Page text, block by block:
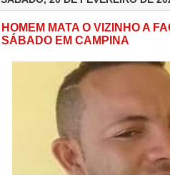
HOMEM MATA O VIZINHO A
SÁBADO EM CAMPINA